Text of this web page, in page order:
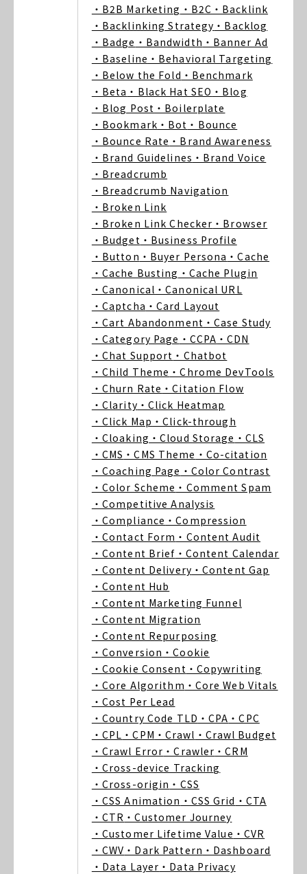
・B2B Marketing ・B2C ・Backlink
・Backlinking Strategy ・Backlog
・Badge ・Bandwidth ・Banner Ad
・Baseline ・Behavioral Targeting
・Below the Fold ・Benchmark
・Beta ・Black Hat SEO ・Blog
・Blog Post ・Boilerplate
・Bookmark ・Bot ・Bounce
・Bounce Rate ・Brand Awareness
・Brand Guidelines ・Brand Voice
・Breadcrumb
・Breadcrumb Navigation
・Broken Link
・Broken Link Checker ・Browser
・Budget ・Business Profile
・Button ・Buyer Persona ・Cache
・Cache Busting ・Cache Plugin
・Canonical ・Canonical URL
・Captcha ・Card Layout
・Cart Abandonment ・Case Study
・Category Page ・CCPA ・CDN
・Chat Support ・Chatbot
・Child Theme ・Chrome DevTools
・Churn Rate ・Citation Flow
・Clarity ・Click Heatmap
・Click Map ・Click-through
・Cloaking ・Cloud Storage ・CLS
・CMS ・CMS Theme ・Co-citation
・Coaching Page ・Color Contrast
・Color Scheme ・Comment Spam
・Competitive Analysis
・Compliance ・Compression
・Contact Form ・Content Audit
・Content Brief ・Content Calendar
・Content Delivery ・Content Gap
・Content Hub
・Content Marketing Funnel
・Content Migration
・Content Repurposing
・Conversion ・Cookie
・Cookie Consent ・Copywriting
・Core Algorithm ・Core Web Vitals
・Cost Per Lead
・Country Code TLD ・CPA ・CPC
・CPL ・CPM ・Crawl ・Crawl Budget
・Crawl Error ・Crawler ・CRM
・Cross-device Tracking
・Cross-origin ・CSS
・CSS Animation ・CSS Grid ・CTA
・CTR ・Customer Journey
・Customer Lifetime Value ・CVR
・CWV ・Dark Pattern ・Dashboard
・Data Layer ・Data Privacy